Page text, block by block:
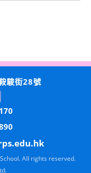
駿街28號
All rights reserved.